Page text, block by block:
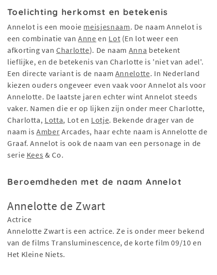
Toelichting herkomst en betekenis
Annelot is een mooie meisjesnaam. De naam Annelot is
een combinatie vanAnne en Lot (En lot weer een
afkorting van Charlotte). De naam Anna betekent
lieflijke, en de betekenis van Charlotte is 'niet van adel'.
Een directe variant is de naam Annelotte. In Nederland
kiezen ouders ongeveer even vaak voor Annelot als voor
Annelotte. De laatste jaren echter wint Annelot steeds
vaker. Namen die er op lijken zijn onder meer Charlotte,
Charlotta, Lotta, Lot en Lotje. Bekende drager van de
naam isAmber Arcades, haar echte naam is Annelotte de
Graaf. Annelot is ook de naam van een personage in de
serie Kees & Co.
Beroemdheden met de naam Annelot
Annelotte de Zwart
Actrice
Annelotte Zwart is een actrice. Ze is onder meer bekend
van de films Transluminescence, de korte film 09/10 en
Het Kleine Niets.